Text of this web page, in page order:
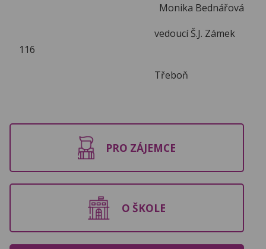
Monika Bednářová
vedoucí Š.J. Zámek
116
Třeboň
PRO ZÁJEMCE
O ŠKOLE